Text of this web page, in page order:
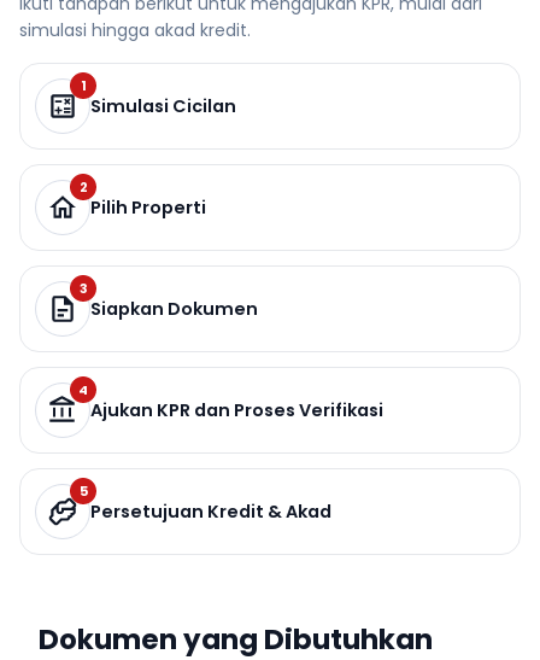
simulasi hingga akad kredit.
1
Simulasi Cicilan
2
Pilih Properti
3
Siapkan Dokumen
4
Ajukan KPR dan Proses Verifikasi
5
Persetujuan Kredit & Akad
Dokumen yang Dibutuhkan